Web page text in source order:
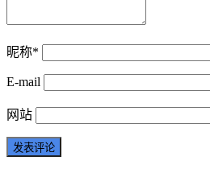
昵称*
E-mail
网站